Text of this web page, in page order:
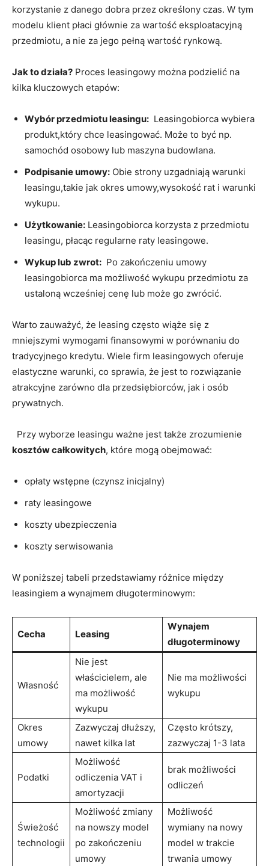
korzystanie z ⁤danego dobra ⁢przez ‌określony czas. W tym
modelu klient płaci głównie za wartość eksploatacyjną
przedmiotu, a nie​ za jego pełną wartość rynkową.
Jak⁣ to działa? Proces ⁢leasingowy można podzielić na
kilka kluczowych etapów:
Wybór⁤ przedmiotu ‌leasingu: ⁢ Leasingobiorca wybiera
produkt,który ⁤chce leasingować.⁢ Może‍ to być np.
samochód osobowy lub maszyna budowlana.
Podpisanie umowy: ⁢Obie ‌strony uzgadniają warunki
leasingu,takie​ jak okres umowy,wysokość rat i​ warunki
wykupu.
Użytkowanie: Leasingobiorca ⁣korzysta z przedmiotu
⁢leasingu,⁤ płacąc ⁢regularne raty‌ leasingowe.
Wykup lub​ zwrot: ⁢ Po zakończeniu umowy
leasingobiorca ma możliwość⁢ wykupu ​przedmiotu za
⁢ustaloną wcześniej cenę lub może go zwrócić.
Warto ‍zauważyć, że leasing często wiąże się​ z
⁤mniejszymi wymogami finansowymi ⁤w‌ porównaniu do
⁢tradycyjnego kredytu. Wiele firm leasingowych​ oferuje
elastyczne warunki, co⁢ sprawia, że ⁣jest to rozwiązanie
atrakcyjne zarówno⁢ dla ‍przedsiębiorców, jak i‌ osób
⁤prywatnych.
⁤ ⁢ Przy wyborze leasingu ważne ⁢jest także zrozumienie
kosztów całkowitych, które mogą obejmować:
opłaty wstępne (czynsz inicjalny)
raty‌ leasingowe
koszty ubezpieczenia
koszty serwisowania
W​ poniższej ​tabeli przedstawiamy różnice ⁤między
leasingiem‍ a‍ wynajmem⁣ długoterminowym:
Cecha Leasing
Wynajem
długoterminowy
Własność
Nie jest
właścicielem, ale ​
ma możliwość
wykupu
Nie ma możliwości
wykupu
Okres
umowy
Zazwyczaj ⁣dłuższy,
nawet kilka lat
Często ‍krótszy,
zazwyczaj ⁢1-3 ⁣lata
Podatki
Możliwość
odliczenia⁤ VAT i
amortyzacji
brak możliwości
odliczeń
Świeżość
technologii
Możliwość zmiany
na nowszy ⁣model
po‌ zakończeniu
⁢umowy
Możliwość
wymiany na⁣ nowy
model w trakcie
⁢trwania umowy